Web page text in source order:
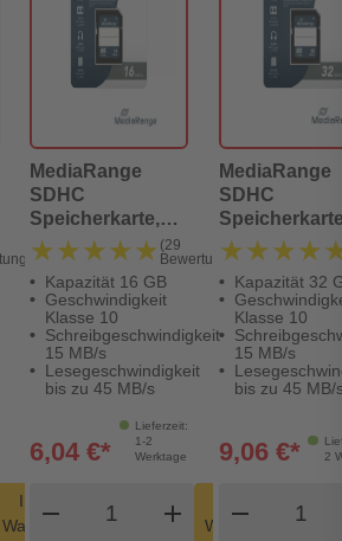
Menge
In den
Warenkorb
shopping_cart
MediaRange
SDHC
Speicherkarte,
Klasse 10, 16GB
★★★★★
★★★★★ (29
Bewertungen)
Kapazität 16 GB
Geschwindigkeit
Klasse 10
Schreibgeschwindigkeit
15 MB/s
Lesegeschwindigkeit
bis zu 45 MB/s
Lieferzeit:
1-2
Werktage
6,04 €*
remove add
Warenkorb
shopping_cart
MediaRange
SDHC
Klasse 10,
Kapazität 32
Klasse 10
15 MB/s
bis zu 45 MB/
2
9,06 €*
remove